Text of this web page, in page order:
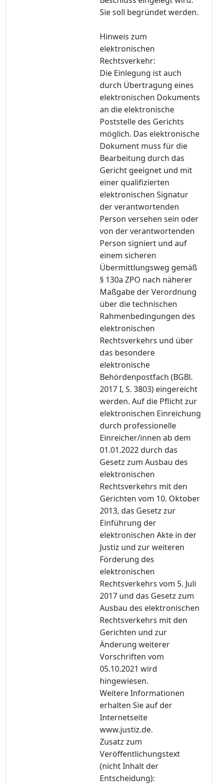
Sie soll begründet werden.
Hinweis zum
elektronischen
Rechtsverkehr:
Die Einlegung ist auch
durch Übertragung eines
elektronischen Dokuments
an die elektronische
Poststelle des Gerichts
möglich. Das elektronische
Dokument muss für die
Bearbeitung durch das
Gericht geeignet und mit
einer qualifizierten
elektronischen Signatur
der verantwortenden
Person versehen sein oder
von der verantwortenden
Person signiert und auf
einem sicheren
Übermittlungsweg gemäß
§ 130a ZPO nach näherer
Maßgabe der Verordnung
über die technischen
Rahmenbedingungen des
elektronischen
Rechtsverkehrs und über
das besondere
elektronische
Behördenpostfach (BGBl.
2017 I, S. 3803) eingereicht
werden. Auf die Pflicht zur
elektronischen Einreichung
durch professionelle
Einreicher/innen ab dem
01.01.2022 durch das
Gesetz zum Ausbau des
elektronischen
Rechtsverkehrs mit den
Gerichten vom 10. Oktober
2013, das Gesetz zur
Einführung der
elektronischen Akte in der
Justiz und zur weiteren
Förderung des
elektronischen
Rechtsverkehrs vom 5. Juli
2017 und das Gesetz zum
Ausbau des elektronischen
Rechtsverkehrs mit den
Gerichten und zur
Änderung weiterer
Vorschriften vom
05.10.2021 wird
hingewiesen.
Weitere Informationen
erhalten Sie auf der
Internetseite
www.justiz.de.
Zusatz zum
Veröffentlichungstext
(nicht Inhalt der
Entscheidung):